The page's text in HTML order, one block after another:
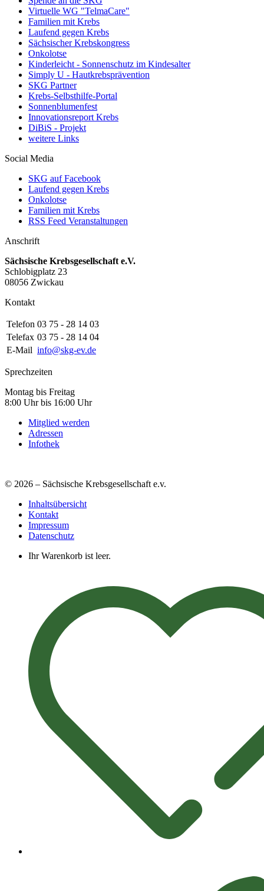
Virtuelle WG "TelmaCare"
Familien mit Krebs
Laufend gegen Krebs
Sächsischer Krebskongress
Onkolotse
Kinderleicht - Sonnenschutz im Kindesalter
Simply U - Hautkrebsprävention
SKG Partner
Krebs-Selbsthilfe-Portal
Sonnenblumenfest
Innovationsreport Krebs
DiBiS - Projekt
weitere Links
Social Media
SKG auf Facebook
Laufend gegen Krebs
Onkolotse
Familien mit Krebs
RSS Feed Veranstaltungen
Anschrift
Sächsische Krebsgesellschaft e.V.
Schlobigplatz 23
08056 Zwickau
Kontakt
Telefon 03 75 - 28 14 03
Telefax 03 75 - 28 14 04
E-Mail info@skg-ev.de
Sprechzeiten
Montag bis Freitag
8:00 Uhr bis 16:00 Uhr
Mitglied werden
Adressen
Infothek
© 2026 – Sächsische Krebsgesellschaft e.v.
Inhaltsübersicht
Kontakt
Impressum
Datenschutz
Ihr Warenkorb ist leer.